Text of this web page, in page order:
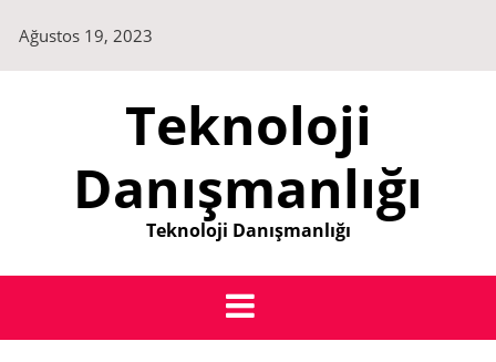
content
Ağustos 19, 2023
Teknoloji
Danışmanlığı
Teknoloji Danışmanlığı